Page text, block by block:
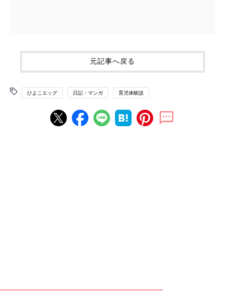
元記事へ戻る
ひよこエッグ 日記・マンガ 育児体験談